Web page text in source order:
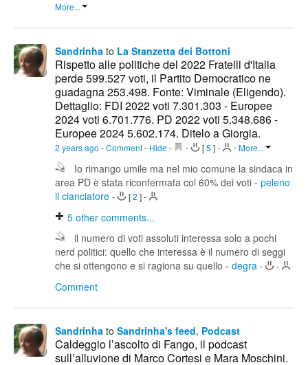
More...
Sandrinha to La Stanzetta dei Bottoni
Rispetto alle politiche del 2022 Fratelli d'Italia
perde 599.527 voti, il Partito Democratico ne
guadagna 253.498. Fonte: Viminale (Eligendo).
Dettaglio: FDI 2022 voti 7.301.303 - Europee
2024 voti 6.701.776. PD 2022 voti 5.348.686 -
Europee 2024 5.602.174. Ditelo a Giorgia.
2 years ago -Comment- Hide - - [5 ]- -More...
Io rimango umile ma nel mio comune la sindaca in
area PD è stata riconfermata col 60% dei voti - peleno
il cianciatore - [2 ]-
5 other comments...
il numero di voti assoluti interessa solo a pochi
nerd politici: quello che interessa è il numero di seggi
che si ottengono e si ragiona su quello - degra - -
Comment
Sandrinha to Sandrinha's feed, Podcast
Caldeggio l’ascolto di Fango, il podcast
sull’alluvione di Marco Cortesi e Mara Moschini.